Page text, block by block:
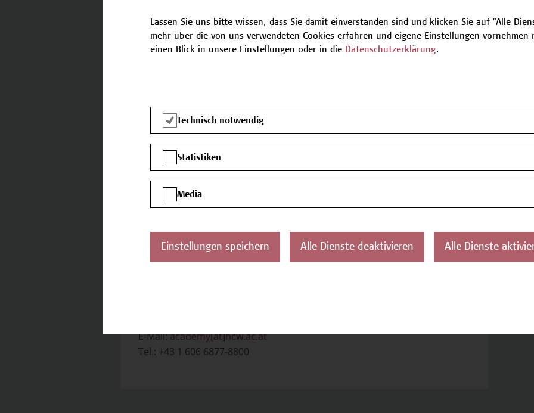
berücksichtigt werden.
Nachstehend finden Sie die nächsten verfügbaren Termine.
17.02.2026 - 19.09.2026
Kontakt
E-Mail:academy[at]hcw.ac.at
Tel.: +43 1 606 6877-8800
Lassen Sie uns bitte wissen, dass Sie damit einverstanden sind und klicken Sie auf "Alle
mehr über die von uns verwendeten Cookies erfahren und eigene Einstellungen
einen Blick in unsere Einstellungen oder in die Datenschutzerklärung.
Technisch notwendig
Statistiken
Media
Einstellungen speichern Alle Dienste deaktivieren Alle Dienste